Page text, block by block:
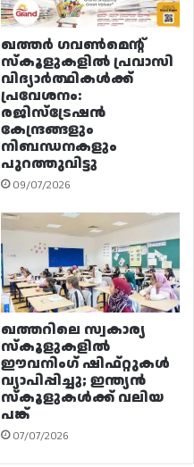
ഖത്തർ ഗവൺമെന്റ്
സ്കൂളുകളിൽ പ്രവാസി
വിദ്യാർത്ഥികൾക്ക്
പ്രവേശനം:
രജിസ്ട്രേഷൻ
കേന്ദ്രങ്ങളും
നിബന്ധനകളും
പുറത്തുവിട്ടു
09/07/2026
ഖത്തറിലെ സ്വകാര്യ
സ്കൂളുകളിൽ
ഈവനിംഗ് ഷിഫ്റ്റുകൾ
വ്യാപിപ്പിച്ചു; ഇന്ത്യൻ
സ്കൂളുകൾക്ക് വലിയ
പങ്ക്
07/07/2026